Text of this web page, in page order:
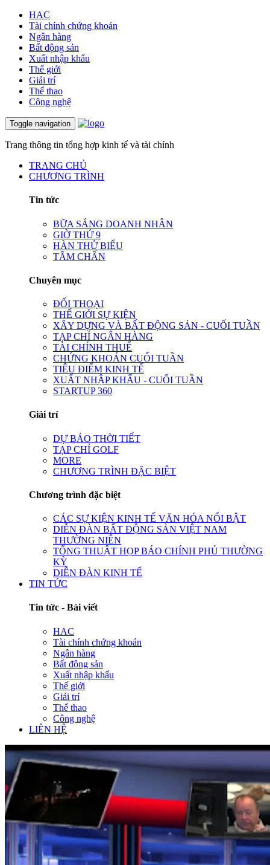
HAC
Tài chính chứng khoán
Ngân hàng
Bất động sản
Xuất nhập khẩu
Thế giới
Giải trí
Thể thao
Công nghệ
Toggle navigation
Trang thông tin tổng hợp kinh tế và tài chính
TRANG CHỦ
CHƯƠNG TRÌNH
Tin tức
BỮA SÁNG DOANH NHÂN
GIỜ THỨ 9
HÀN THỬ BIỂU
TÂM CHẤN
Chuyên mục
ĐỐI THOẠI
THẾ GIỚI SỰ KIỆN
XÂY DỰNG VÀ BẤT ĐỘNG SẢN - CUỐI TUẦN
TẠP CHÍ NGÂN HÀNG
TÀI CHÍNH THUẾ
CHỨNG KHOÁN CUỐI TUẦN
TIÊU ĐIỂM KINH TẾ
XUẤT NHẬP KHẨU - CUỐI TUẦN
STARTUP 360
Giải trí
DỰ BÁO THỜI TIẾT
TẠP CHÍ GOLF
MORE
CHƯƠNG TRÌNH ĐẶC BIỆT
Chương trình đặc biệt
CÁC SỰ KIỆN KINH TẾ VĂN HÓA NỔI BẬT
DIỄN ĐÀN BẤT ĐỘNG SẢN VIỆT NAM
THƯỜNG NIÊN
TỔNG THUẬT HỌP BÁO CHÍNH PHỦ THƯỜNG
KỲ
DIỄN ĐÀN KINH TẾ
TIN TỨC
Tin tức - Bài viết
HAC
Tài chính chứng khoán
Ngân hàng
Bất động sản
Xuất nhập khẩu
Thế giới
Giải trí
Thể thao
Công nghệ
LIÊN HỆ